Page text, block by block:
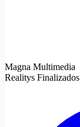
Magna Multimedia
Realitys Finalizados